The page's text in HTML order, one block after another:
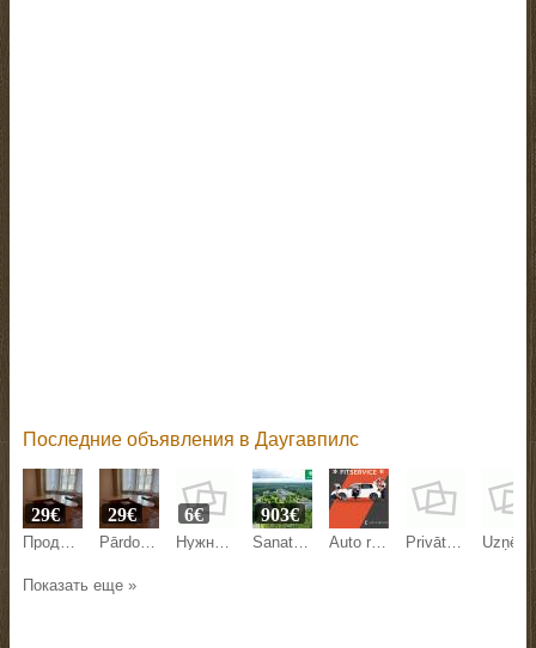
Последние объявления в Даугавпилс
Продаем 2 офисных стола со скидкой 80%.
29€
Pārdodam 2 biroja galdus ar 80% atlaidi.
29€
Нужны модели на брови
6€
Sanatorija EGLE
903€
Auto remonts Privātdetektīvu pakalpojumi
Показать еще »